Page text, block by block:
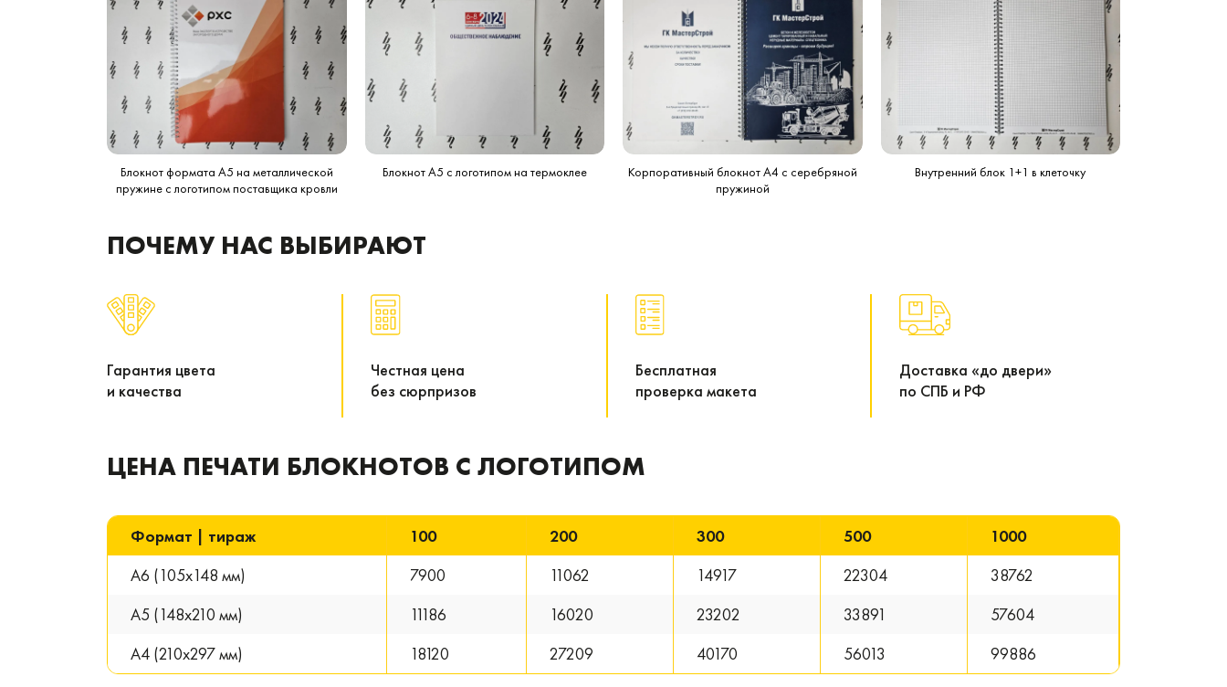
Блокнот формата А5 на металлической
пружине с логотипом поставщика кровли
Блокнот А5 с логотипом на термоклее
Корпоративный блокнот А4 с серебряной
пружиной
Внутренний блок 1+1 в клеточку
ПОЧЕМУ НАС ВЫБИРАЮТ
Гарантия цвета
и качества
Честная цена
без сюрпризов
Бесплатная
проверка макета
Доставка «до двери»
по СПБ и РФ
ЦЕНА ПЕЧАТИ БЛОКНОТОВ С ЛОГОТИПОМ
Формат | тираж 100 200 300 500
1000
A6 (105х148 мм)
7900 11062 14917 22304
38762
A5 (148х210 мм)
11186 16020 23202 33891
57604
A4 (210х297 мм)
18120 27209 40170 56013 99886